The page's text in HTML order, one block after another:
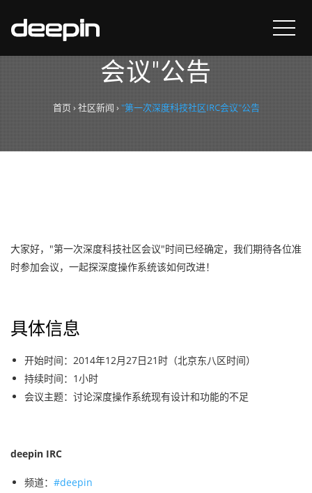
"第一次深度科技社区IRC
会议"公告
首页›社区新闻›"第一次深度科技社区IRC会议"公告
大家好，"第一次深度科技社区会议"时间已经确定，我们期待各位准
时参加会议，一起探深度操作系统该如何改进！
具体信息
开始时间： 2014年12月27日21时（北京东八区时间）
持续时间：1小时
会议主题：讨论深度操作系统现有设计和功能的不足
deepin IRC
频道： #deepin